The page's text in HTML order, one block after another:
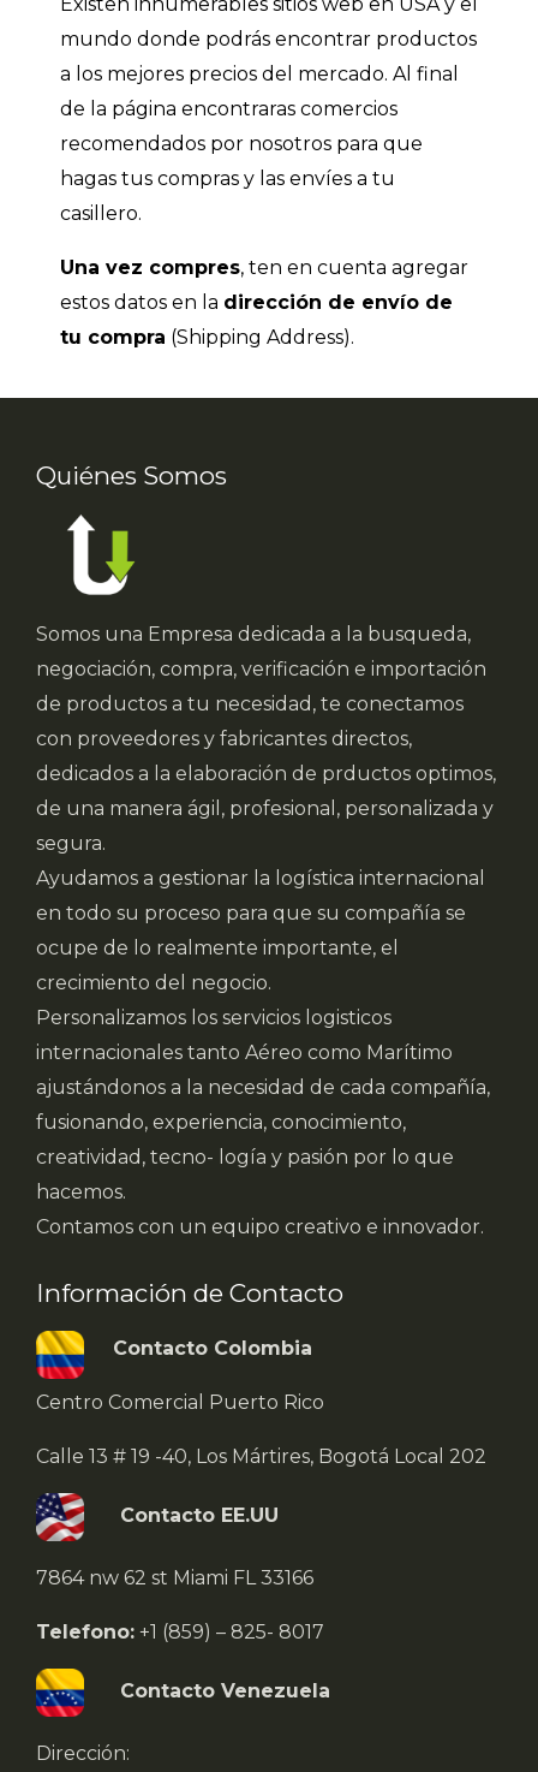
Existen innumerables sitios web en USA y el
mundo donde podrás encontrar productos
a los mejores precios del mercado. Al final
de la página encontraras comercios
recomendados por nosotros para que
hagas tus compras y las envíes a tu
casillero.
Una vez compres, ten en cuenta agregar
estos datos en la dirección de envío de
tu compra (Shipping Address).
Quiénes Somos
Somos una Empresa dedicada a la busqueda,
negociación, compra, verificación e importación
de productos a tu necesidad, te conectamos
con proveedores y fabricantes directos,
dedicados a la elaboración de prductos optimos,
de una manera ágil, profesional, personalizada y
segura.
Ayudamos a gestionar la logística internacional
en todo su proceso para que su compañía se
ocupe de lo realmente importante, el
crecimiento del negocio.
Personalizamos los servicios logisticos
internacionales tanto Aéreo como Marítimo
ajustándonos a la necesidad de cada compañía,
fusionando, experiencia, conocimiento,
creatividad, tecno- logía y pasión por lo que
hacemos.
Contamos con un equipo creativo e innovador.
Información de Contacto
Contacto Colombia
Centro Comercial Puerto Rico
Calle 13 # 19 -40, Los Mártires, Bogotá Local 202
Contacto EE.UU
7864 nw 62 st Miami FL 33166
Telefono: +1 (859) – 825- 8017
Contacto Venezuela
Dirección: